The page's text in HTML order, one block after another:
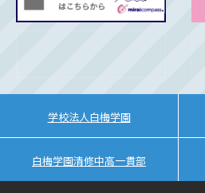
学校法人白梅学園
白梅学園清修中高一貫部